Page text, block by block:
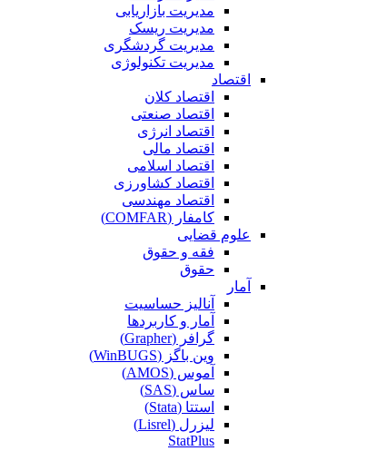
مدیریت بازاریابی
مدیریت ریسک
مدیریت گردشگری
مدیریت تکنولوژی
اقتصاد
اقتصاد کلان
اقتصاد صنعتی
اقتصاد انرژی
اقتصاد مالی
اقتصاد اسلامی
اقتصاد کشاورزی
اقتصاد مهندسی
کامفار (COMFAR)
علوم قضایی
فقه و حقوق
حقوق
آمار
آنالیز حساسیت
آمار و کاربردها
گرافر (Grapher)
وین باگز (WinBUGS)
آموس (AMOS)
ساس (SAS)
استتا (Stata)
لیزرل (Lisrel)
StatPlus